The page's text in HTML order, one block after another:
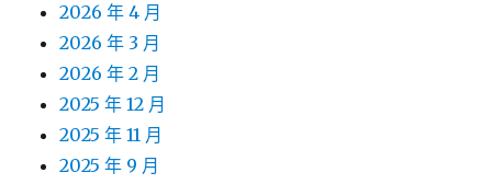
2026 年 4 月
2026 年 3 月
2026 年 2 月
2025 年 12 月
2025 年 11 月
2025 年 9 月